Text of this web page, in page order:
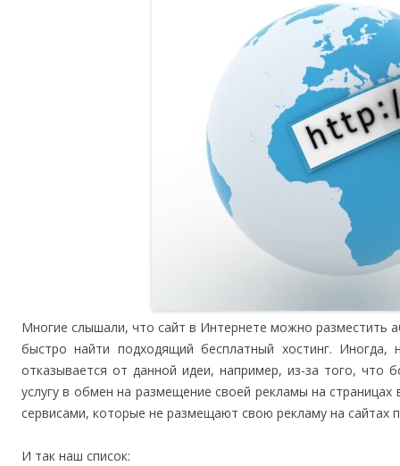
Многие слышали, что сайт в Интернете можно разместить
быстро найти подходящий бесплатный хостинг. Иногда,
отказывается от данной идеи, например, из-за того, что
услугу в обмен на размещение своей рекламы на
сервисами, которые не размещают свою рекламу на сайтах
И так наш список: